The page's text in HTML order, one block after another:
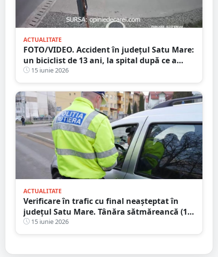
ACTUALITATE
FOTO/VIDEO. Accident în județul Satu Mare:
un biciclist de 13 ani, la spital după ce a
intrat în coliziune cu un autoturism
15 iunie 2026
ACTUALITATE
Verificare în trafic cu final neașteptat în
județul Satu Mare. Tânăra sătmăreancă (18
ani) s-a ales cu dosar penal
15 iunie 2026